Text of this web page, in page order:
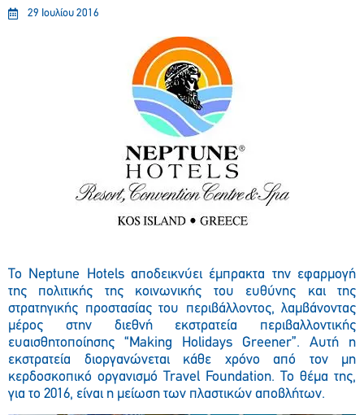
29 Ιουλίου 2016
Το Neptune Hotelsαποδεικνύει έμπρακτα την εφαρμογή
της πολιτικής της κοινωνικής του ευθύνης και της
στρατηγικής προστασίας του περιβάλλοντος, λαμβάνοντας
μέρος στην διεθνή εκστρατεία περιβαλλοντικής
ευαισθητοποίησης “ Making Holidays Greener”. Αυτή η
εκστρατεία διοργανώνεται κάθε χρόνο από τον μη
κερδοσκοπικό οργανισμό Travel Foundation. Το θέμα της,
για το 2016, είναι η μείωση των πλαστικών αποβλήτων.